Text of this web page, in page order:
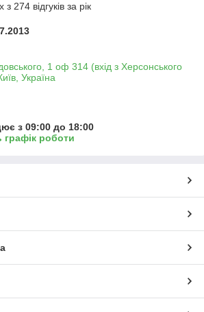
274 відгуків за рік
1 оф 314 (вхід з Херсонського
Україна
з 09:00 до 18:00
графік роботи